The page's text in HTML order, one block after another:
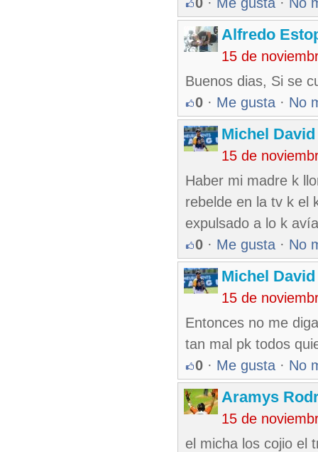
Alfredo
15 de
Buenos dias, Si se
0 · Me gusta · No
Michel
15 de
Haber mi madre k
rebelde en la tv k el
expulsado a lo k
0 · Me gusta · No
Michel
15 de
Entonces no me
tan mal pk todos
0 · Me gusta · No
Aramys
15 de
el micha los cojio el